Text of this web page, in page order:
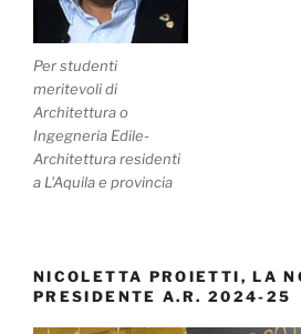
Per studenti
meritevoli di
Architettura o
Ingegneria Edile-
Architettura residenti
a L'Aquila e provincia
NICOLETTA PROIETTI, LA
PRESIDENTE A.R. 2024-25